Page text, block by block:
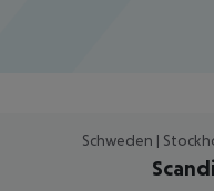
Schweden |